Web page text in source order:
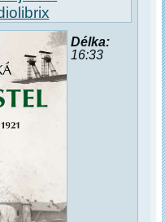
Délka:
16:33